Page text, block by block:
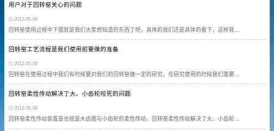
用户对于回转窑关心的问题
2012-05-08
回转窑使用过程中下面就是我们大家想知道的东西了吧，具体的我们还是具体的看下，这样我…
回转窑工艺流程是我们使用前要做的准备
2012-05-08
回转窑在使用过程中我们有时候要对我们的回转窑做一定的研究，在研究使用的时候我们需要…
回转窑柔性传动解决了大、小齿轮咬死的问题
2012-05-08
回转窑柔性传动装置是也就是大齿圈与小齿轮的柔性传动，回转窑柔性传动解决了大、小齿轮…